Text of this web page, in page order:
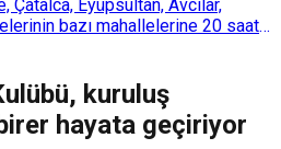
Çatalca, Eyüpsultan, Avcılar,
bazı mahallelerine 20 saat
kuruluş
hayata geçiriyor